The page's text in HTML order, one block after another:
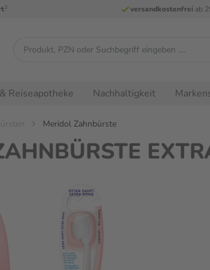
3 versandkostenfreiab
Reiseapotheke Nachhaltigkeit
Meridol Zahnbürste